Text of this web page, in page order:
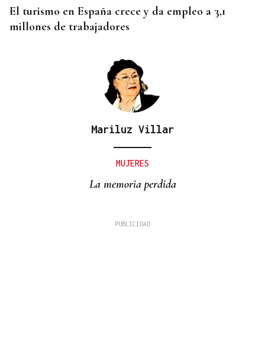
El turismo en España crece y da empleo a 3,1
millones de trabajadores
Mariluz Villar
MUJERES
La memoria perdida